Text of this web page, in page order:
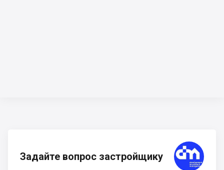
Задайте вопрос застройщику